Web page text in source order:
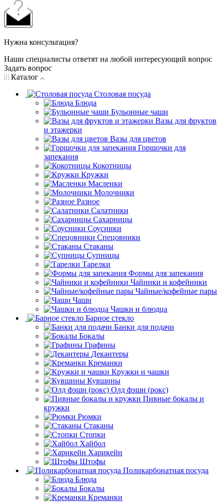
Нужна консультация?
Наши специалисты ответят на любой интересующий вопрос
Задать вопрос
Каталог
Столовая посуда
Блюда
Бульонные чаши
Вазы для фруктов
и этажерки
Вазы для цветов
Горшочки для
запекания
Кокотницы
Кружки
Масленки
Молочники
Разное
Салатники
Сахарницы
Соусники
Спецовники
Стаканы
Супницы
Тарелки
Формы для запекания
Чайники и кофейники
Чайные/кофейные пары
Чаши
Чашки и блюдца
Барное стекло
Банки для подачи
Бокалы
Графины
Декантеры
Креманки
Кружки и чашки
Кувшины
Олд фэшн (рокс)
Пивные бокалы и
кружки
Рюмки
Стаканы
Стопки
Хайбол
Харикейн
Штофы
Поликарбонатная посуда
Блюда
Бокалы
Креманки